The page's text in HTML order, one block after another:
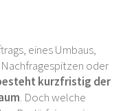
eines Umbaus,
oder
kurzfristig der
. Doch welche